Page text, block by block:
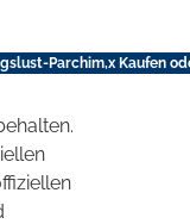
Parchim,x Kaufen